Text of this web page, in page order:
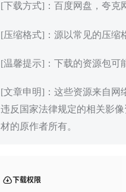
[下载方式]：百度网盘，夸克
[压缩格式]：源以常见的压缩
[温馨提示]：下载的资源包可
[文章申明]：这些资源来自网
违反国家法律规定的相关影
材的原作者所有。
下载权限